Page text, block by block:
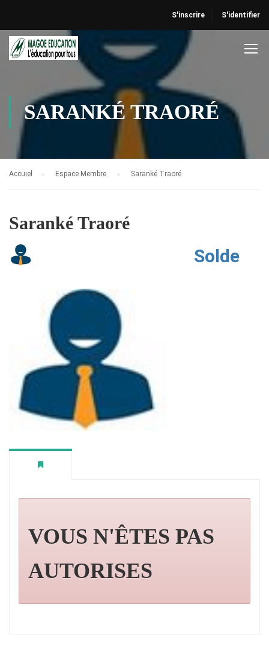
S'inscrire S'identifier
SARANKÉ TRAORÉ
Accuiel Espace Membre Saranké Traoré
Saranké Traoré
Solde
VOUS N'ÊTES PAS
AUTORISES